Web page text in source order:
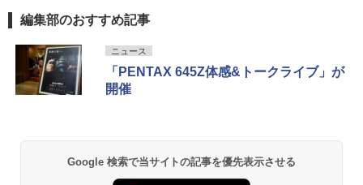
編集部のおすすめ記事
ニュース
「PENTAX 645Z体感&トークライブ」が
開催
Google 検索で当サイトの記事を優先表示させる